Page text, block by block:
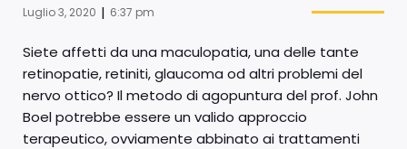
Luglio 3, 2020 | 6:37 pm
Siete affetti da una maculopatia, una delle tante
retinopatie, retiniti, glaucoma od altri problemi del
nervo ottico? Il metodo di agopuntura del prof. John
Boel potrebbe essere un valido approccio
terapeutico, ovviamente abbinato ai trattamenti